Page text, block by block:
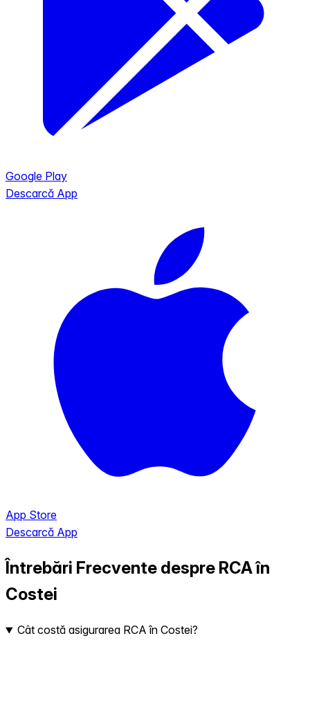
Google Play
Descarcă App
App Store
Descarcă App
Întrebări Frecvente despre RCA în
Costei
Cât costă asigurarea RCA în Costei?